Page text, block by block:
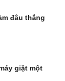
đâu thắng
giặt một